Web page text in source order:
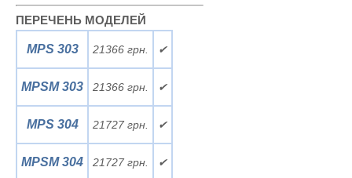
ПЕРЕЧЕНЬ МОДЕЛЕЙ
MPS 303 21366 грн. ✔
MPSM 303 21366 грн. ✔
MPS 304 21727 грн. ✔
MPSM 304 21727 грн. ✔